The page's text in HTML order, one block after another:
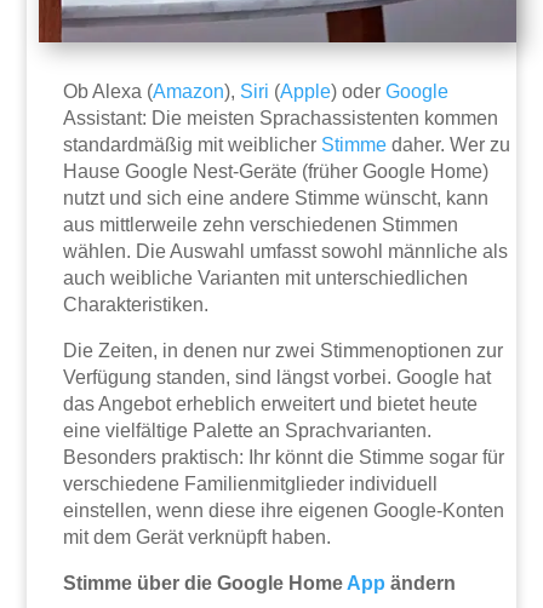
Ob Alexa (Amazon), Siri (Apple) oderGoogle
Assistant: Die meisten Sprachassistenten kommen
standardmäßig mit weiblicher Stimme daher. Wer zu
Hause Google Nest-Geräte (früher Google Home)
nutzt und sich eine andere Stimme wünscht, kann
aus mittlerweile zehn verschiedenen Stimmen
wählen. Die Auswahl umfasst sowohl männliche als
auch weibliche Varianten mit unterschiedlichen
Charakteristiken.
Die Zeiten, in denen nur zwei Stimmenoptionen zur
Verfügung standen, sind längst vorbei. Google hat
das Angebot erheblich erweitert und bietet heute
eine vielfältige Palette an Sprachvarianten.
Besonders praktisch: Ihr könnt die Stimme sogar für
verschiedene Familienmitglieder individuell
einstellen, wenn diese ihre eigenen Google-Konten
mit dem Gerät verknüpft haben.
Stimme über die Google Home App ändern